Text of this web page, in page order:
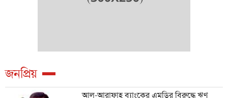
জনপ্রিয়
আল-আরাফাহ ব্যাংকের এমডির বিরুদ্ধে ঋণ